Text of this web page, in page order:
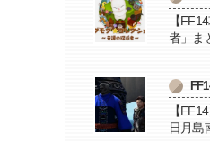
【
者」ま
【
日月島